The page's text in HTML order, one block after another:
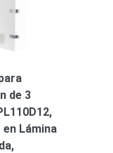
de 3
Lámina